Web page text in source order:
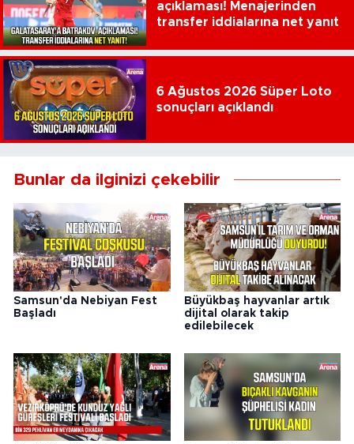
açıklaması! Menajerinden
transfer iddialarına net yanıt
6 Ağustos 2026 Süper Loto
sonuçları açıklandı
Bunlar da ilginizi çekebilir
Samsun'da Nebiyan Fest
Başladı
Büyükbaş hayvanlar artık
dijital olarak takip
edilebilecek